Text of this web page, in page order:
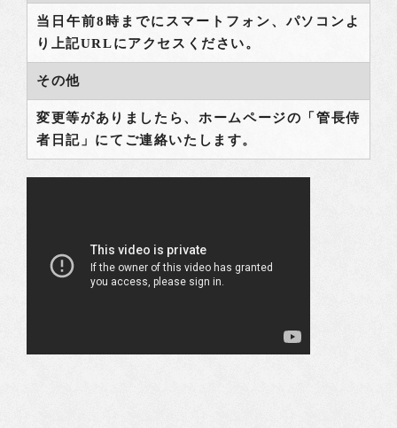
当日午前8時までにスマートフォン、パソコンよ
り上記URLにアクセスください。
その他
変更等がありましたら、ホームページの「管長侍
者日記」にてご連絡いたします。